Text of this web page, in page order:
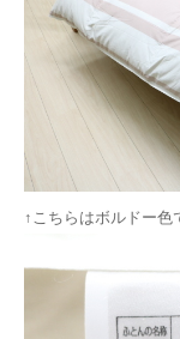
↑こちらはボルドー